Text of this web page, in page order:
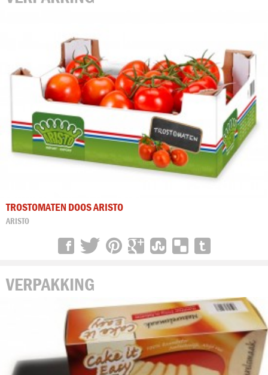
TROSTOMATEN DOOS ARISTO
ARISTO
VERPAKKING